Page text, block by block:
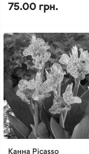
75.00 грн.
Канна Picasso